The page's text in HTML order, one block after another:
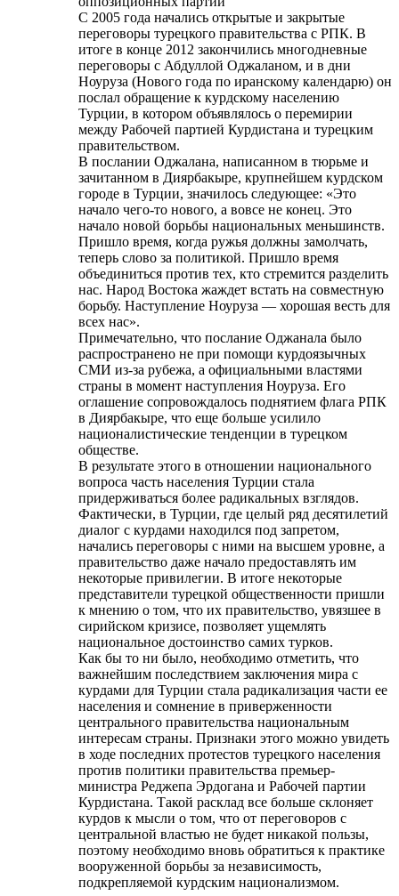
С 2005 года начались открытые и закрытые
переговоры турецкого правительства с РПК. В
итоге в конце 2012 закончились многодневные
переговоры с Абдуллой Оджаланом, и в дни
Ноуруза (Нового года по иранскому календарю) он
послал обращение к курдскому населению
Турции, в котором объявлялось о перемирии
между Рабочей партией Курдистана и турецким
правительством.
В послании Оджалана, написанном в тюрьме и
зачитанном в Диярбакыре, крупнейшем курдском
городе в Турции, значилось следующее: «Это
начало чего-то нового, а вовсе не конец. Это
начало новой борьбы национальных меньшинств.
Пришло время, когда ружья должны замолчать,
теперь слово за политикой. Пришло время
объединиться против тех, кто стремится разделить
нас. Народ Востока жаждет встать на совместную
борьбу. Наступление Ноуруза — хорошая весть для
всех нас».
Примечательно, что послание Оджанала было
распространено не при помощи курдоязычных
СМИ из-за рубежа, а официальными властями
страны в момент наступления Ноуруза. Его
оглашение сопровождалось поднятием флага РПК
в Диярбакыре, что еще больше усилило
националистические тенденции в турецком
обществе.
В результате этого в отношении национального
вопроса часть населения Турции стала
придерживаться более радикальных взглядов.
Фактически, в Турции, где целый ряд десятилетий
диалог с курдами находился под запретом,
начались переговоры с ними на высшем уровне, а
правительство даже начало предоставлять им
некоторые привилегии. В итоге некоторые
представители турецкой общественности пришли
к мнению о том, что их правительство, увязшее в
сирийском кризисе, позволяет ущемлять
национальное достоинство самих турков.
Как бы то ни было, необходимо отметить, что
важнейшим последствием заключения мира с
курдами для Турции стала радикализация части ее
населения и сомнение в приверженности
центрального правительства национальным
интересам страны. Признаки этого можно увидеть
в ходе последних протестов турецкого населения
против политики правительства премьер-
министра Реджепа Эрдогана и Рабочей партии
Курдистана. Такой расклад все больше склоняет
курдов к мысли о том, что от переговоров с
центральной властью не будет никакой пользы,
поэтому необходимо вновь обратиться к практике
вооруженной борьбы за независимость,
подкрепляемой курдским национализмом.